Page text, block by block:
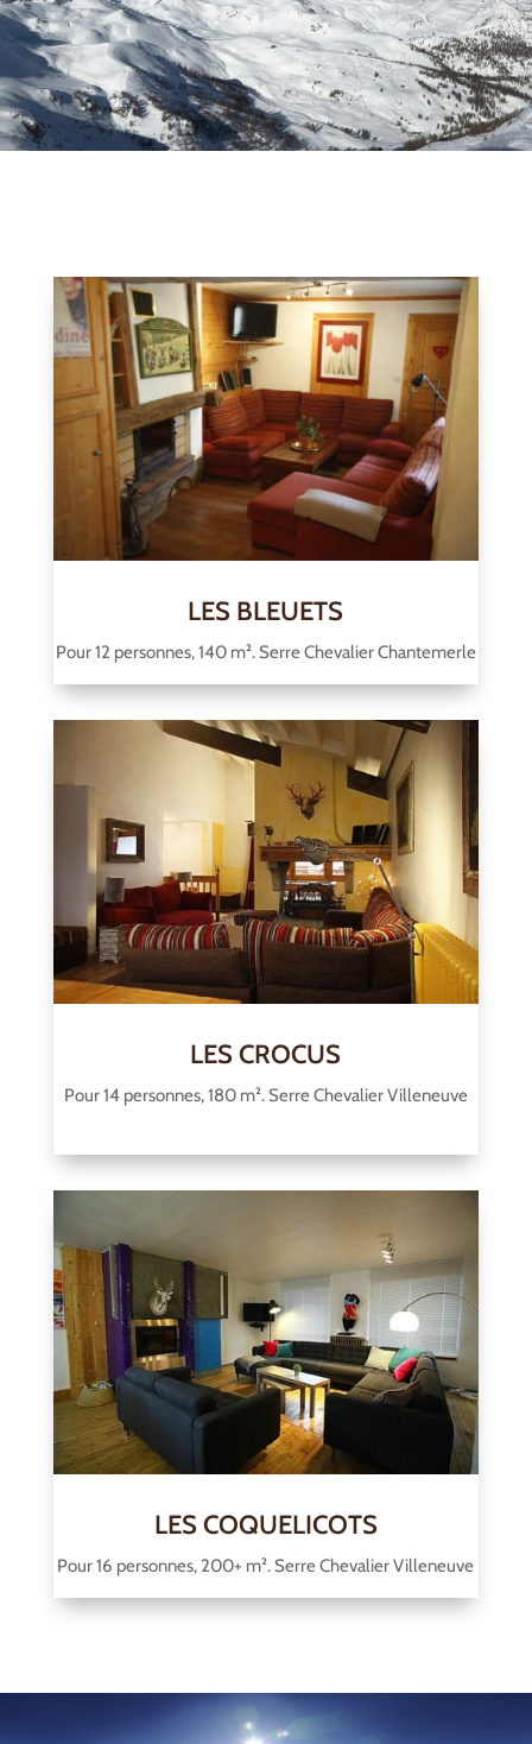
LES BLEUETS
Pour 12 personnes, 140 m². Serre Chevalier Chantemerle
LES CROCUS
Pour 14 personnes, 180 m². Serre Chevalier Villeneuve
LES COQUELICOTS
Pour 16 personnes, 200+ m². Serre Chevalier Villeneuve